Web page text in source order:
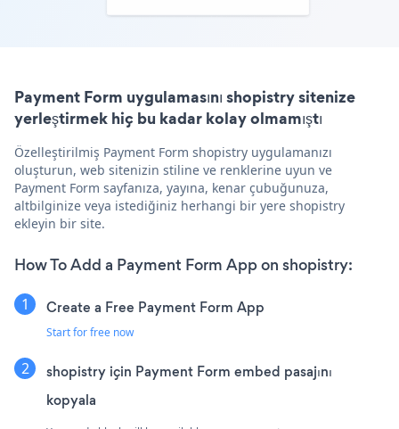
Payment Form uygulamasını shopistry sitenize
yerleştirmek hiç bu kadar kolay olmamıştı
Özelleştirilmiş Payment Form shopistry uygulamanızı
oluşturun, web sitenizin stiline ve renklerine uyun ve
Payment Form sayfanıza, yayına, kenar çubuğunuza,
altbilginize veya istediğiniz herhangi bir yere shopistry
ekleyin bir site.
How To Add a Payment Form App on shopistry:
Create a Free Payment Form App
Start for free now
shopistry için Payment Form embed pasajını
kopyala